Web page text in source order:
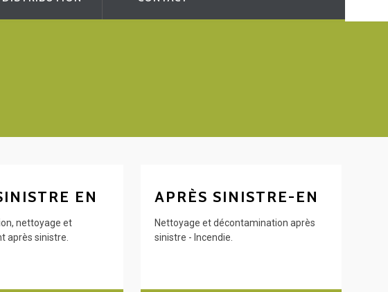
EN
nettoyage et
après sinistre.
APRÈS SINISTRE-EN
Nettoyage et décontamination après
sinistre - Incendie.